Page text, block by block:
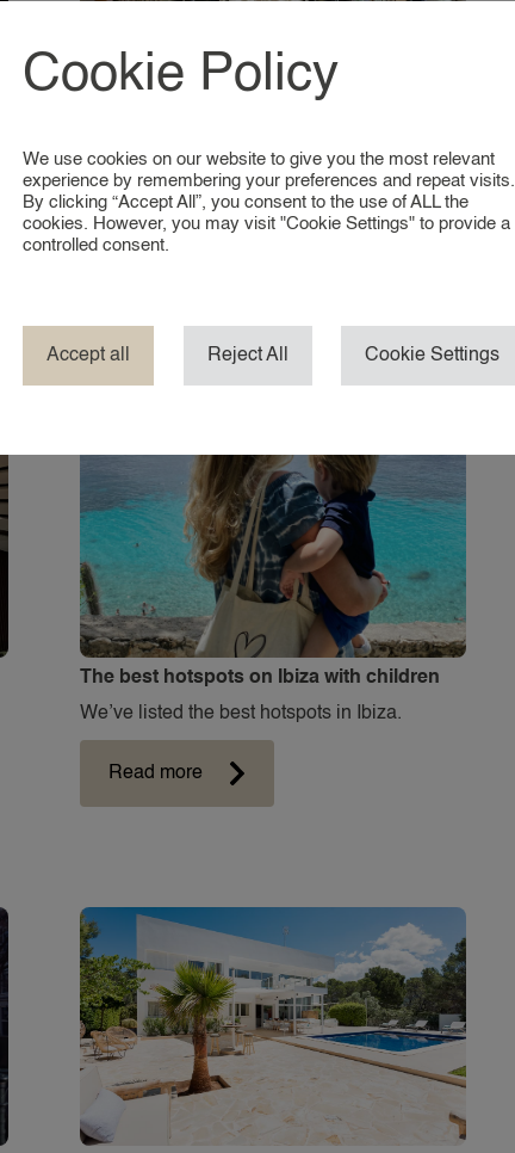
Read more
The best hotspots on Ibiza with children
We’ve listed the best hotspots in Ibiza.
Read more
Cookie Policy
We use cookies on our website to give you the most relevant
experience by remembering your preferences and repeat visits.
By clicking “Accept All”, you consent to the use of ALL the
cookies. However, you may visit "Cookie Settings" to provide a
controlled consent.
Accept all Reject All Cookie Settings